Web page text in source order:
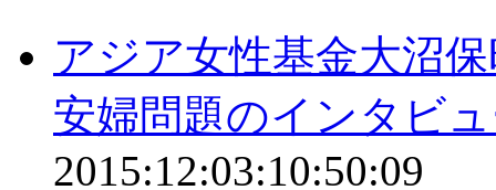
アジア女性基金大沼
安婦問題のインタビ
2015:12:03:10:50:09